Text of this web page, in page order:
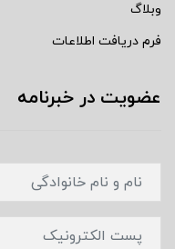
وبلاگ
فرم دریافت اطلاعات
عضویت در خبرنامه